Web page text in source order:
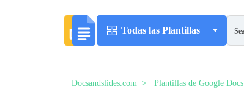
Todas las Plantillas
Docsandslides.com Plantillas de Google Docs